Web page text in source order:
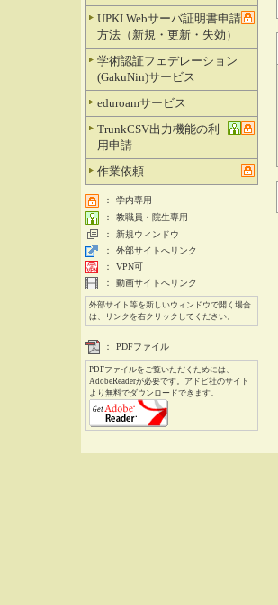
UPKI Webサーバ証明書申請
方法（新規・更新・失効）
学術認証フェデレーション
(GakuNin)サービス
eduroamサービス
TrunkCSV出力機能の利
用申請
作業依頼
：
学内専用
：
教職員・院生専用
：
新規ウィンドウ
：
外部サイトへリンク
：
VPN可
：
動画サイトへリンク
外部サイト等を新しいウィンドウで開く場合
は、リンクを右クリックしてください。
： PDFファイル
PDFファイルをご覧いただくためには、
AdobeReaderが必要です。アドビ社のサイト
より無料でダウンロードできます。